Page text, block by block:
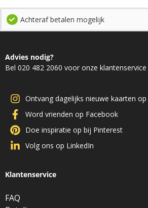
Achteraf betalen mogelijk
Advies nodig?
Bel 020 482 2060 voor onze klantenservice
Ontvang dagelijks nieuwe kaarten
Word vrienden op Facebook
Doe inspiratie op bij Pinterest
Volg ons op LinkedIn
Klantenservice
FAQ